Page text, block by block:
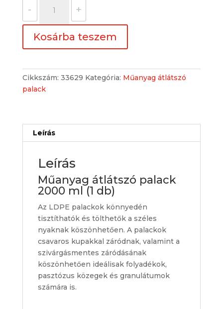
-
átlátszó
palack
2000
ml
db)
mennyiség
+
Kosárba teszem
Cikkszám: 33629 Kategória: Műanyag átlátszó
palack
Leírás
Leírás
Műanyag átlátszó palack
2000 ml (1 db)
Az LDPE palackok könnyedén
tisztíthatók és tölthetők a széles
nyaknak köszönhetően. A palackok
csavaros kupakkal záródnak, valamint a
szivárgásmentes záródásának
köszönhetően ideálisak folyadékok,
pasztózus közegek és granulátumok
számára is.